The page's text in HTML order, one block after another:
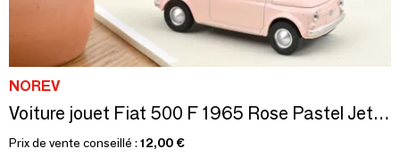
NOREV
Voiture jouet Fiat 500 F 1965 Rose Pastel Jet-car 1/43
Prix de vente conseillé : 12,00 €